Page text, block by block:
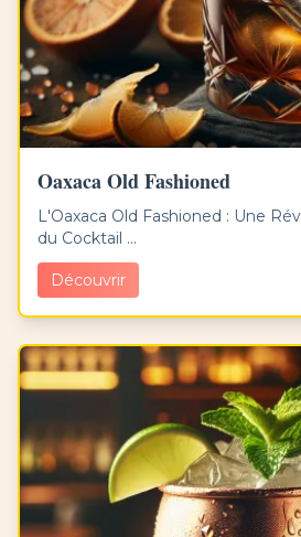
Oaxaca Old Fashioned
L'Oaxaca Old Fashioned : Une
du Cocktail ...
Découvrir